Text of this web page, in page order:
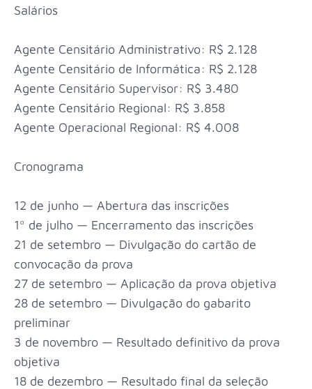
Salários
Agente Censitário Administrativo: R$ 2.128
Agente Censitário de Informática: R$ 2.128
Agente Censitário Supervisor: R$ 3.480
Agente Censitário Regional: R$ 3.858
Agente Operacional Regional: R$ 4.008
Cronograma
12 de junho — Abertura das inscrições
1º de julho — Encerramento das inscrições
21 de setembro — Divulgação do cartão de
convocação da prova
27 de setembro — Aplicação da prova objetiva
28 de setembro — Divulgação do gabarito
preliminar
3 de novembro — Resultado definitivo da prova
objetiva
18 de dezembro — Resultado final da seleção